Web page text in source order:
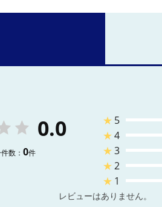
0.0
数： 0件
★ 5
★4
★3
★2
★ 1
レビューはありません。